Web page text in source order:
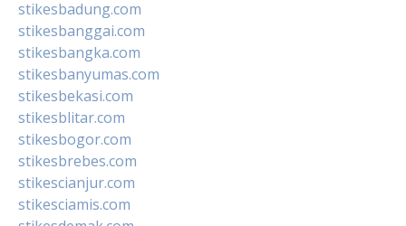
stikesbadung.com
stikesbanggai.com
stikesbangka.com
stikesbanyumas.com
stikesbekasi.com
stikesblitar.com
stikesbogor.com
stikesbrebes.com
stikescianjur.com
stikesciamis.com